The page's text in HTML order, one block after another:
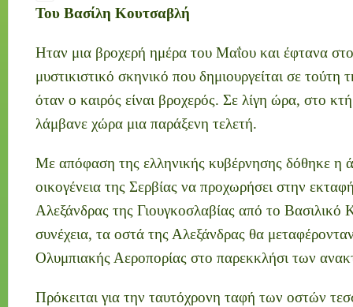
Του Βασίλη Κουτσαβλή
Ηταν μια βροχερή ημέρα του Μαΐου και έφτανα
μυστικιστικό σκηνικό που δημιουργείται σε
όταν ο καιρός είναι βροχερός. Σε λίγη ώρα, στο
λάμβανε χώρα μια παράξενη τελετή.
Με απόφαση της ελληνικής κυβέρνησης δόθηκε η
οικογένεια της Σερβίας να προχωρήσει στην
Αλεξάνδρας της Γιουγκοσλαβίας από το Βασιλικό
συνέχεια, τα οστά της Αλεξάνδρας θα
Ολυμπιακής Αεροπορίας στο παρεκκλήσι των
Πρόκειται για την ταυτόχρονη ταφή των οστών